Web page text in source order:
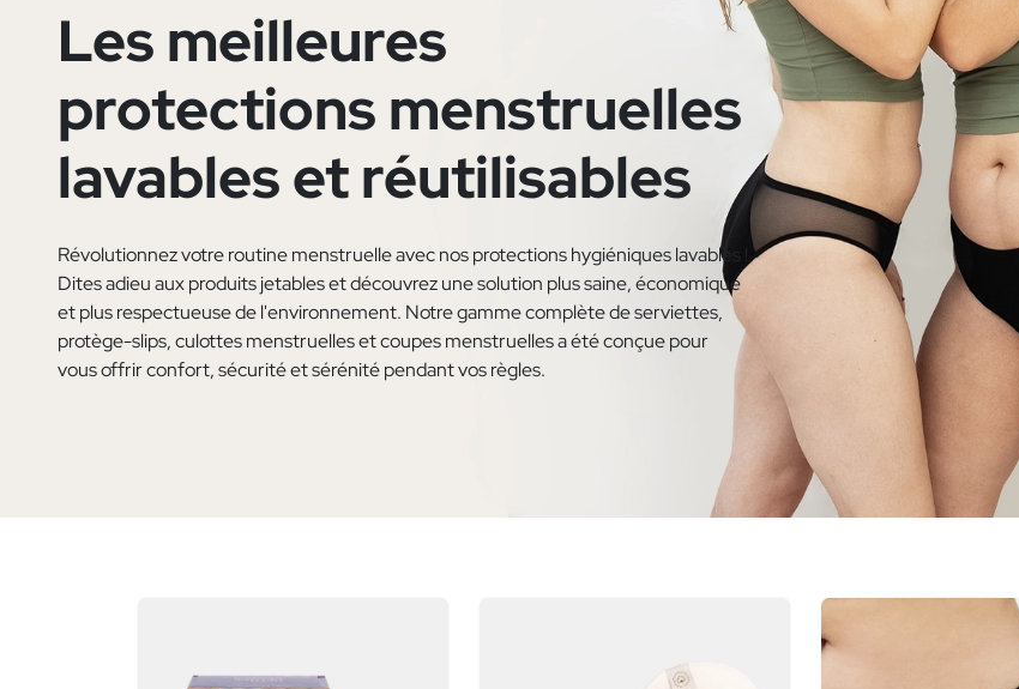
Les meilleures
protections menstruelles
lavables et réutilisables
Révolutionnez votre routine menstruelle avec nos protections hygiéniques lavables !
Dites adieu aux produits jetables et découvrez une solution plus saine, économique
et plus respectueuse de l'environnement. Notre gamme complète de serviettes,
protège-slips, culottes menstruelles et coupes menstruelles a été conçue pour
vous offrir confort, sécurité et sérénité pendant vos règles.